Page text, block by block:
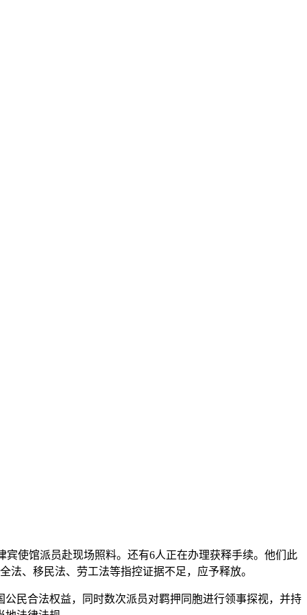
宾使馆派员赴现场照料。还有6人正在办理获释手续。他们此
、移民法、劳工法等指控证据不足，应予释放。
民合法权益，同时数次派员对羁押同胞进行领事探视，并持